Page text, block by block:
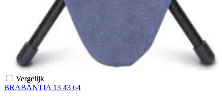
Vergelijk
BRABANTIA 13 43 64